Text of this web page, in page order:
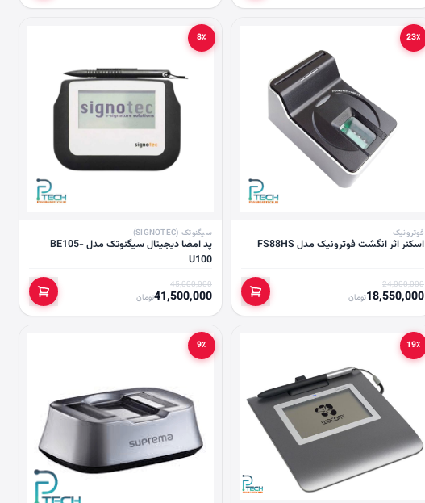
23٪
فوترونیک
اسکنر اثر انگشت فوترونیک مدل FS88HS
24,000,000
18,550,000تومان
8٪
سیگنوتک (SIGNOTEC)
پد امضا دیجیتال سیگنوتک مدل BE105-
U100
45,000,000
41,500,000تومان
19٪ 9٪